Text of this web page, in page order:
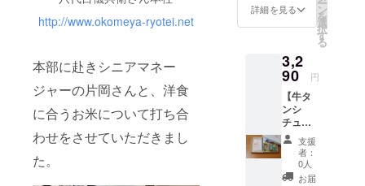
http://www.okomeya-ryotei.net
本部に赴きシニアマネー
ジャーの片岡さんと、洋食
に合うお米について打ち合
わせをさせていただきまし
た。
ける期
日より
75日以
内をお
すすめ
してお
りま
す。
（真空
パック
商品の
す。 保
米はお
野菜と
同じ生
鮮食品
のた
め、 明
確な賞
味期限
はござ
いませ
フシ
チュー
」…1個
合うお
米 お
米2合
300g
お茶碗
約4杯
分 …1
袋(訪日
外国人
観光客
詳細を見る ン
を
選
択
す
る
3,2
90 円
【牛タ
ンシ
チュー×
洋食に
合うお
米 ギ
フト
支援
者：
0人
お届